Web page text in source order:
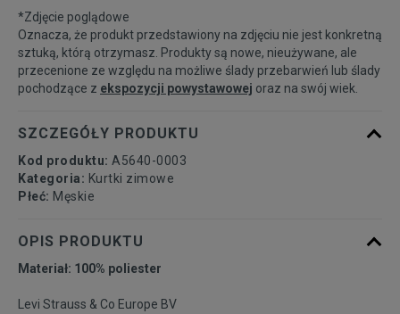
L
Powiadom o
dostępności
dostępności
*Zdjęcie poglądowe
Oznacza, że produkt przedstawiony na zdjęciu nie jest konkretną
sztuką, którą otrzymasz. Produkty są nowe, nieużywane, ale
przecenione ze względu na możliwe ślady przebarwień lub ślady
pochodzące z ekspozycji powystawowej oraz na swój wiek.
SZCZEGÓŁY PRODUKTU
Kod produktu: A5640-0003
Kategoria: Kurtki zimowe
Płeć: Męskie
OPIS PRODUKTU
Materiał: 100% poliester
Levi Strauss & Co Europe BV